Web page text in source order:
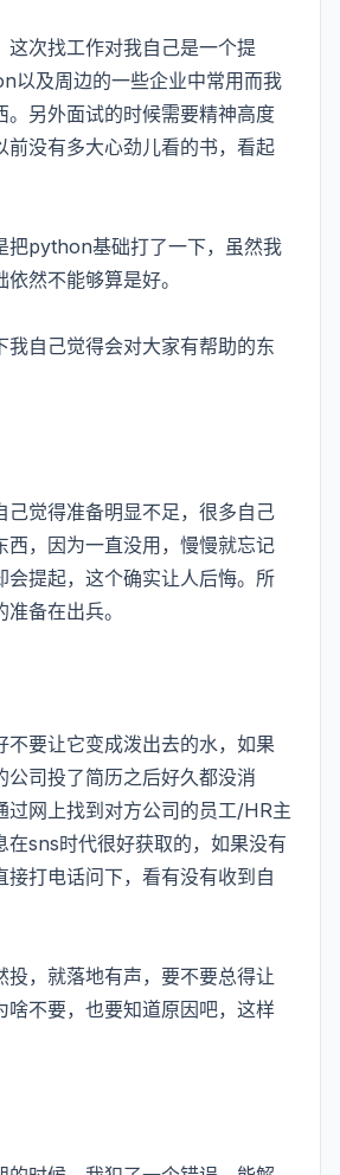
这次找工作对我自己是一个提
以及周边的一些企业中常用而我
。另外面试的时候需要精神高度
前没有多大心劲儿看的书，看起
把python基础打了一下，虽然我
然不能够算是好。
我自己觉得会对大家有帮助的东
己觉得准备明显不足，很多自己
西，因为一直没用，慢慢就忘记
会提起，这个确实让人后悔。所
备在出兵。
不要让它变成泼出去的水，如果
公司投了简历之后好久都没消
过网上找到对方公司的员工/HR主
在sns时代很好获取的，如果没有
接打电话问下，看有没有收到自
投，就落地有声，要不要总得让
啥不要，也要知道原因吧，这样